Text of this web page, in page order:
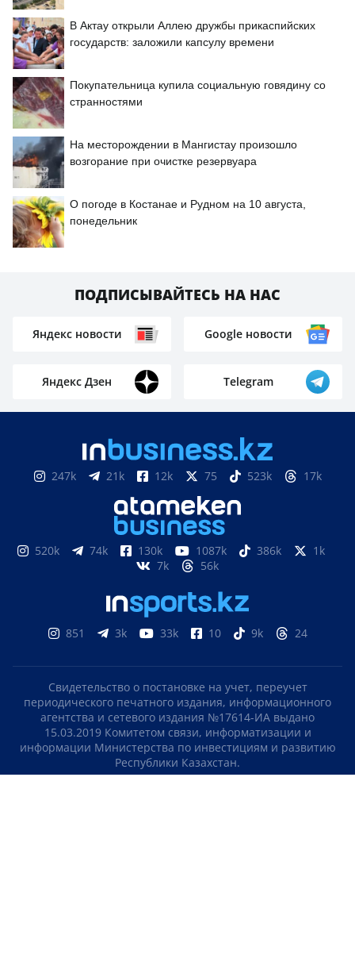
В Актау открыли Аллею дружбы прикаспийских
государств: заложили капсулу времени
Покупательница купила социальную говядину со
странностями
На месторождении в Мангистау произошло
возгорание при очистке резервуара
О погоде в Костанае и Рудном на 10 августа,
понедельник
ПОДПИСЫВАЙТЕСЬ НА НАС
Яндекс новости Google новости
Яндекс Дзен Telegram
247k 21k 12k 75 523k 17k
520k 74k 130k 1087k 386k
1k
7k
56k
851 3k 33k 10 9k 24
Свидетельство о постановке на учет, переучет
периодического печатного издания, информационного
агентства и сетевого издания №17614-ИА выдано
15.03.2019 Комитетом связи, информатизации и
информации Министерства по инвестициям и развитию
Республики Казахстан.